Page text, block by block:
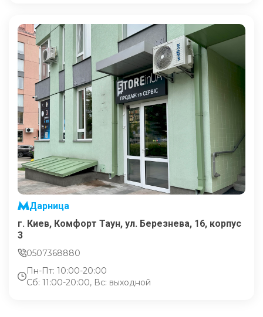
Дарница
г. Киев, Комфорт Таун, ул. Березнева, 16, корпус
3
0507368880
Пн-Пт: 10:00-20:00
Сб: 11:00-20:00, Вс: выходной